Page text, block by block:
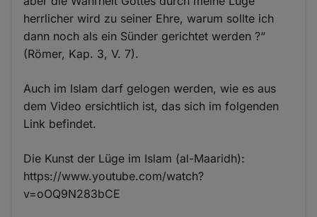
herrlicher wird zu seiner Ehre, warum sollte ich
dann noch als ein Sünder gerichtet werden ?“
(Römer, Kap. 3, V. 7).
Auch im Islam darf gelogen werden, wie es aus
dem Video ersichtlich ist, das sich im folgenden
Link befindet.
Die Kunst der Lüge im Islam (al-Maaridh):
https://www.youtube.com/watch?
v=oOQ9N283bCE